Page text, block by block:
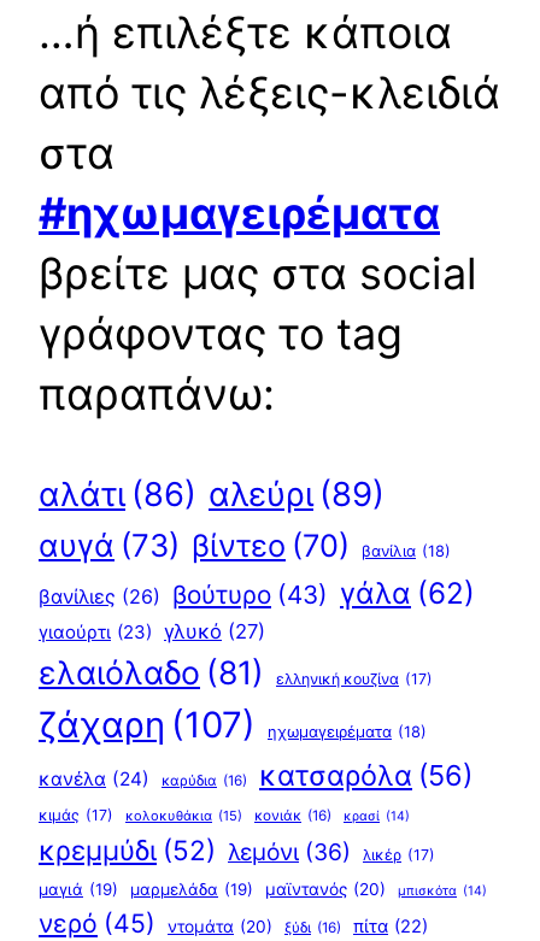
…ή επιλέξτε κάποια
από τις λέξεις-κλειδιά
στα
#ηχωμαγειρέματα
βρείτε μας στα social
γράφοντας το tag
παραπάνω:
αλάτι (86) αλεύρι (89)
αυγά (73) βίντεο (70) βανίλια (18)
βανίλιες (26) βούτυρο (43) γάλα (62)
γιαούρτι (23) γλυκό (27)
ελαιόλαδο (81) ελληνική κουζίνα (17)
ζάχαρη (107) ηχωμαγειρέματα (18)
κανέλα (24) καρύδια (16) κατσαρόλα (56)
κιμάς (17) κολοκυθάκια (15) κονιάκ (16) κρασί (14)
κρεμμύδι (52) λεμόνι (36) λικέρ (17)
μαγιά (19) μαρμελάδα (19) μαϊντανός (20) μπισκότα (14)
νερό (45) ντομάτα (20) ξύδι (16) πίτα (22)